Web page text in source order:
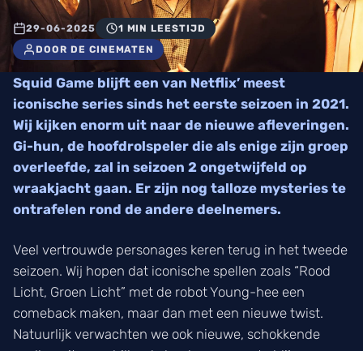
29-06-2025
1 MIN LEESTIJD
DOOR DE CINEMATEN
Squid Game blijft een van Netflix’ meest
iconische series sinds het eerste seizoen in 2021.
Wij kijken enorm uit naar de nieuwe afleveringen.
Gi-hun, de hoofdrolspeler die als enige zijn groep
overleefde, zal in seizoen 2 ongetwijfeld op
wraakjacht gaan. Er zijn nog talloze mysteries te
ontrafelen rond de andere deelnemers.
Veel vertrouwde personages keren terug in het tweede
seizoen. Wij hopen dat iconische spellen zoals “Rood
Licht, Groen Licht” met de robot Young-hee een
comeback maken, maar dan met een nieuwe twist.
Natuurlijk verwachten we ook nieuwe, schokkende